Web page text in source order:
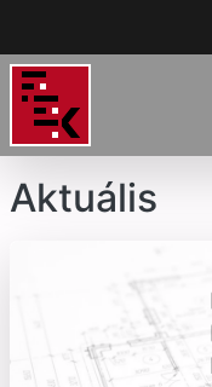
Aktuális